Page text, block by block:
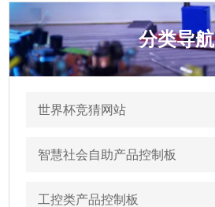
分类导航
世界杯竞猜网站
智慧社会自助产品控制板
工控类产品控制板